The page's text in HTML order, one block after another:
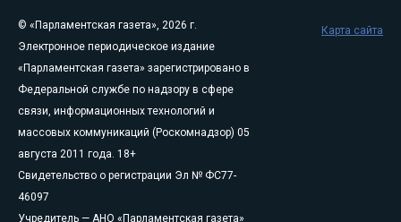
© «Парламентская газета», 2026 г.
Электронное периодическое издание
«Парламентская газета» зарегистрировано в
Федеральной службе по надзору в сфере
связи, информационных технологий и
массовых коммуникаций (Роскомнадзор) 05
августа 2011 года. 18+
Свидетельство о регистрации Эл № ФС77-
46097
Учредитель — АНО «Парламентская газета»
Карта сайта